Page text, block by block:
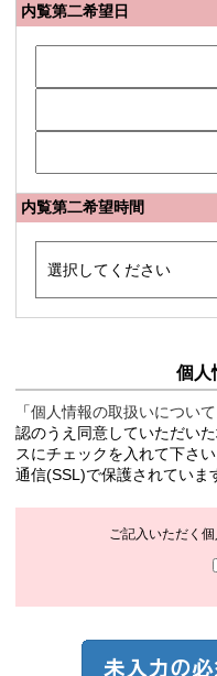
内覧第二希望日
内覧第二希望時間
個人
「個人情報の取扱いについて
認のうえ同意していただい
スにチェックを入れて下さ
通信(SSL)で保護されていま
ご記入いただく